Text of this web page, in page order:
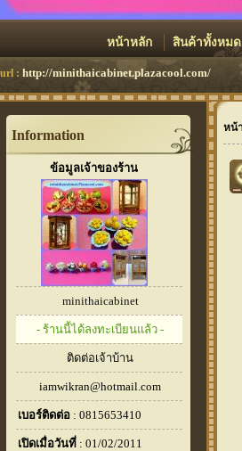
หน้าหลัก สินค้าทั้งหมด
url : http://minithaicabinet.plazacool.com/
Information
ข้อมูลเจ้าของร้าน
minithaicabinet
- ร้านนี้ได้ลงทะเบียนแล้ว -
ติดต่อเจ้าบ้าน
iamwikran@hotmail.com
เบอร์ติดต่อ : 0815653410
เปิดเมื่อวันที่ : 01/02/2011
หน้